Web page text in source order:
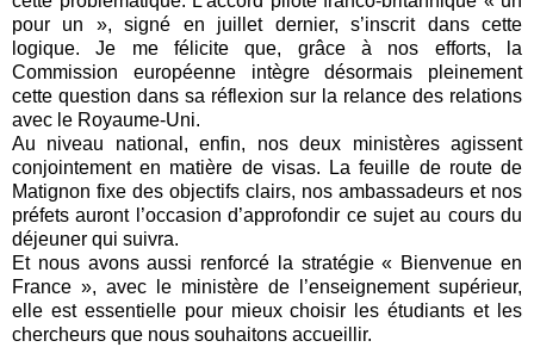
pour un », signé en juillet dernier, s’inscrit dans cette
logique. Je me félicite que, grâce à nos efforts, la
Commission européenne intègre désormais pleinement
cette question dans sa réflexion sur la relance des relations
avec le Royaume-Uni.
Au niveau national, enfin, nos deux ministères agissent
conjointement en matière de visas. La feuille de route de
Matignon fixe des objectifs clairs, nos ambassadeurs et nos
préfets auront l’occasion d’approfondir ce sujet au cours du
déjeuner qui suivra.
Et nous avons aussi renforcé la stratégie « Bienvenue en
France », avec le ministère de l’enseignement supérieur,
elle est essentielle pour mieux choisir les étudiants et les
chercheurs que nous souhaitons accueillir.